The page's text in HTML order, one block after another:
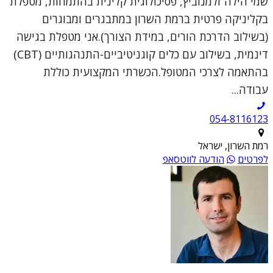
בקליניקה פרטית ברמת השרון במתבגרים ומבוגרים
(בשילוב הדרכת הורים, במידת הצורך).אני מטפלת בגישה
דינמית, בשילוב עם כלים קוגניטיביים-התנהגותיים (CBT)
בהתאמה לצרכי המטופל.הכשרתי המקצועית כוללת
עבודה...
054-8116123
רמת השרון, ישראל
לפרטים
הודעה לווטסאפ